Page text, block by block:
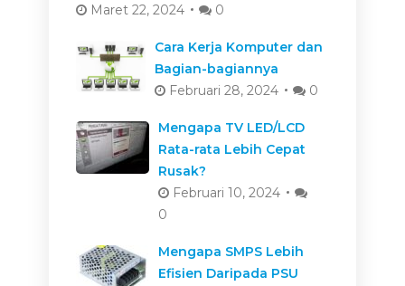
Maret 22, 2024
0
Cara Kerja Komputer dan
Bagian-bagiannya
Februari 28, 2024
0
Mengapa TV LED/LCD
Rata-rata Lebih Cepat
Rusak?
Februari 10, 2024
0
Mengapa SMPS Lebih
Efisien Daripada PSU